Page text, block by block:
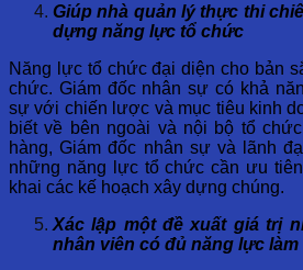
Giúp nhà quản lý thực thi
dựng năng lực tổ chức
Năng lực tổ chức đại diện cho bản
chức. Giám đốc nhân sự có khả
sự với chiến lược và mục tiêu kinh
biết về bên ngoài và nội bộ tổ
hàng, Giám đốc nhân sự và lãnh
những năng lực tổ chức cần ưu
khai các kế hoạch xây dựng chúng.
Xác lập một đề xuất giá trị
nhân viên có đủ năng lực làm